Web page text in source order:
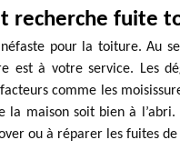
recherche fuite
pour la toiture. Au
est à votre service. Les
comme les
la maison soit bien à
ou à réparer les fuites